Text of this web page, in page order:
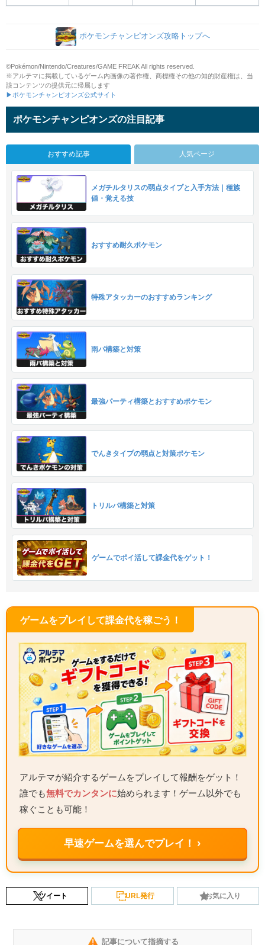
ポケモンチャンピオンズ攻略トップへ
©Pokémon/Nintendo/Creatures/GAME FREAK All rights reserved.
※アルテマに掲載しているゲーム内画像の著作権、商標権その他の知的財産権は、当
該コンテンツの提供元に帰属します
▶ポケモンチャンピオンズ公式サイト
ポケモンチャンピオンズの注目記事
おすすめ記事 人気ページ
メガチルタリスの弱点タイプと入手方法｜種族
値・覚える技
おすすめ耐久ポケモン
特殊アタッカーのおすすめランキング
雨パ構築と対策
最強パーティ構築とおすすめポケモン
でんきタイプの弱点と対策ポケモン
トリルパ構築と対策
ゲームでポイ活して課金代をゲット！
ゲームをプレイして課金代を稼ごう！
アルテマが紹介するゲームをプレイして報酬をゲット！
誰でも無料でカンタンに始められます！ゲーム以外でも
稼ぐことも可能！
早速ゲームを選んでプレイ！ ›
ツイート URL発行 お気に入り
記事について指摘する